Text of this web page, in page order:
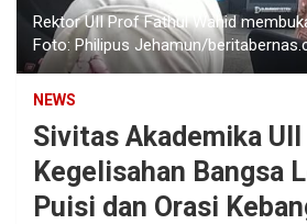
Rektor UII Prof Fathul Wahid
Foto: Philipus Jehamun/
NEWS
Sivitas Akademika UII
Kegelisahan Bangsa
Puisi dan Orasi